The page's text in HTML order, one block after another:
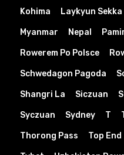
Kohima Laykyun Sekka
Myanmar Nepal
Rowerem Po Polsce
Schwedagon Pagoda
Shangri La Siczuan
Syczuan Sydney T
Thorong Pass Top End